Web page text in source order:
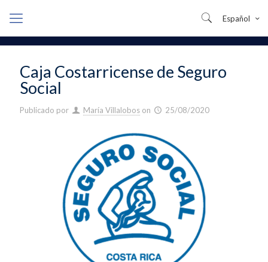
Español
Caja Costarricense de Seguro
Social
Publicado por María Villalobos on 25/08/2020